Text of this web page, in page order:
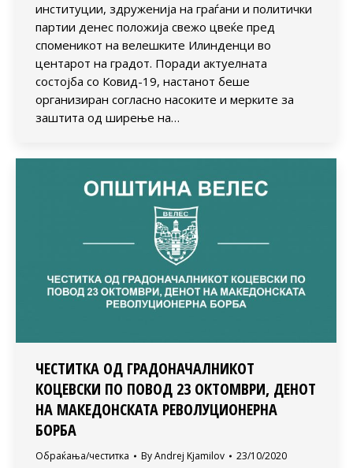
институции, здруженија на граѓани и политички
партии денес положија свежо цвеќе пред
споменикот на велешките Илинденци во
центарот на градот. Поради актуелната
состојба со Ковид-19, настанот беше
организиран согласно насоките и мерките за
заштита од ширење на…
ЧЕСТИТКА ОД ГРАДОНАЧАЛНИКОТ
КОЦЕВСКИ ПО ПОВОД 23 ОКТОМВРИ, ДЕНОТ
НА МАКЕДОНСКАТА РЕВОЛУЦИОНЕРНА
БОРБА
Обраќања/честитка ByAndrej Kjamilov 23/10/2020